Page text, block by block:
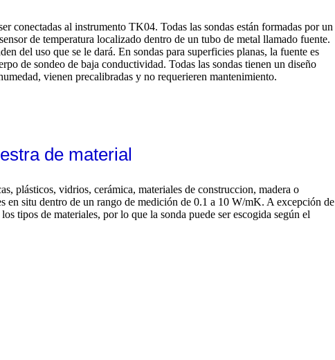
conectadas al instrumento TK04. Todas las sondas están formadas por un
de temperatura localizado dentro de un tubo de metal llamado fuente.
del uso que se le dará. En sondas para superficies planas, la fuente es
de sondeo de baja conductividad. Todas las sondas tienen un diseño
vienen precalibradas y no requerieren mantenimiento.
de material
plásticos, vidrios, cerámica, materiales de construccion, madera o
situ dentro de un rango de medición de 0.1 a 10 W/mK. A excepción de
tipos de materiales, por lo que la sonda puede ser escogida según el